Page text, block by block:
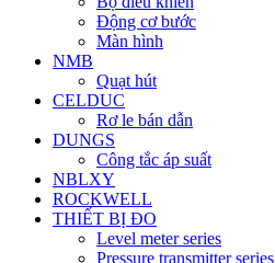
Động cơ bước
Màn hình
NMB
Quạt hút
CELDUC
Rơ le bán dẫn
DUNGS
Công tắc áp suất
NBLXY
ROCKWELL
THIẾT BỊ ĐO
Level meter series
Pressure transmitter series